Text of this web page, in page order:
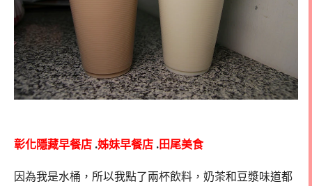
彰化隱藏早餐店 .姊妹早餐店 .田尾美食
因為我是水桶，所以我點了兩杯飲料，奶茶和豆漿味道都